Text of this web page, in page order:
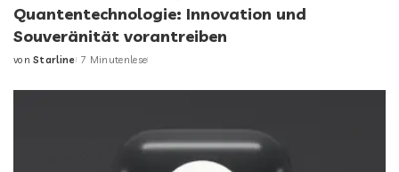
Quantentechnologie: Innovation und
Souveränität vorantreiben
von Starline 7 Minutenlese